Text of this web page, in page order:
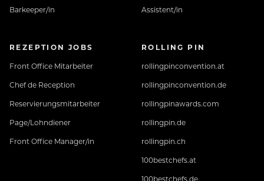
Barkeeper/in
Assistent/in
REZEPTION JOBS
Front Office Mitarbeiter
Chef de Reception
Reservierungsmitarbeiter
Page/Lohndiener
Front Office Manager/in
ROLLING PIN
rollingpinconvention.at
rollingpinconvention.de
rollingpinawards.com
rollingpin.de
rollingpin.ch
100bestchefs.at
100bestchefs.de